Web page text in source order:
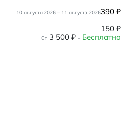
10 августа 2026 – 11 августа 2026390 ₽
150 ₽
От 3 500 ₽ – Бесплатно